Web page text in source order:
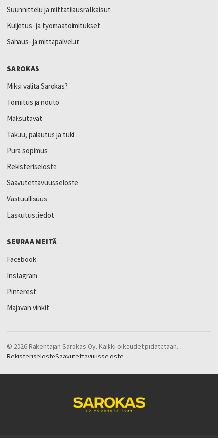
Suunnittelu ja mittatilausratkaisut
Kuljetus- ja työmaatoimitukset
Sahaus- ja mittapalvelut
SAROKAS
Miksi valita Sarokas?
Toimitus ja nouto
Maksutavat
Takuu, palautus ja tuki
Pura sopimus
Rekisteriseloste
Saavutettavuusseloste
Vastuullisuus
Laskutustiedot
SEURAA MEITÄ
Facebook
Instagram
Pinterest
Majavan vinkit
© 2026 Rakentajan Sarokas Oy. Kaikki oikeudet pidätetään.
RekisteriselosteSaavutettavuusseloste